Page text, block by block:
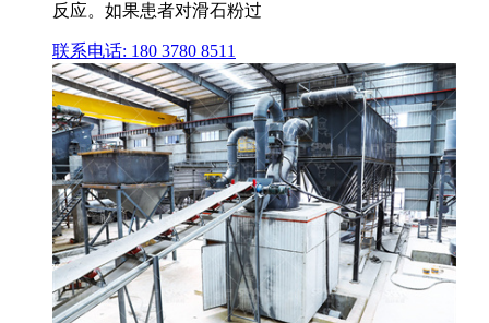
反应。如果患者对滑石粉过
联系电话: 180 3780 8511